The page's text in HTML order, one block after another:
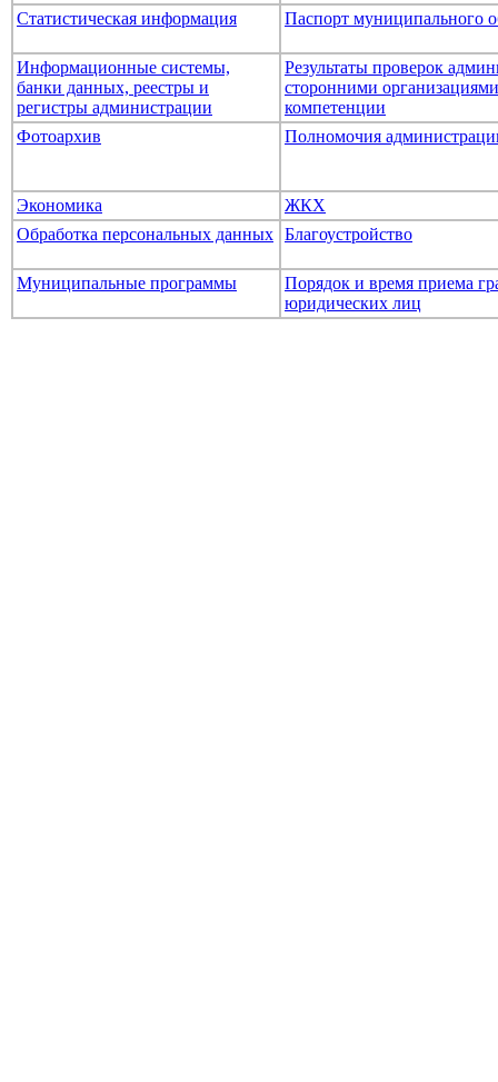
Статистическая информация Паспорт муниципального
Информационные системы,
банки данных, реестры и
регистры администрации
Результаты проверок
сторонними
компетенции
Фотоархив
Полномочия
Экономика
ЖКХ
Обработка персональных данных Благоустройство
Муниципальные программы
Порядок и время приема
юридических лиц